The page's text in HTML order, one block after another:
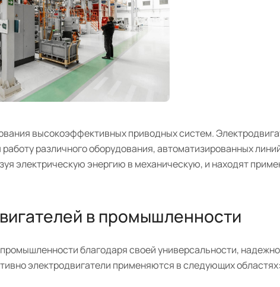
высокоэффективных приводных систем.
различного оборудования, автоматизированных
электрическую энергию в механическую, и находят
в промышленности
благодаря своей универсальности,
электродвигатели применяются в следующих областях: